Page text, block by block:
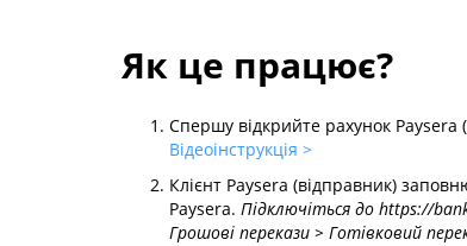
Як це працює?
Спершу відкрийте рахунок
Відеоінструкція >
Клієнт Paysera (відправник)
Paysera. Підключіться до https://
Грошові перекази > Готівковий